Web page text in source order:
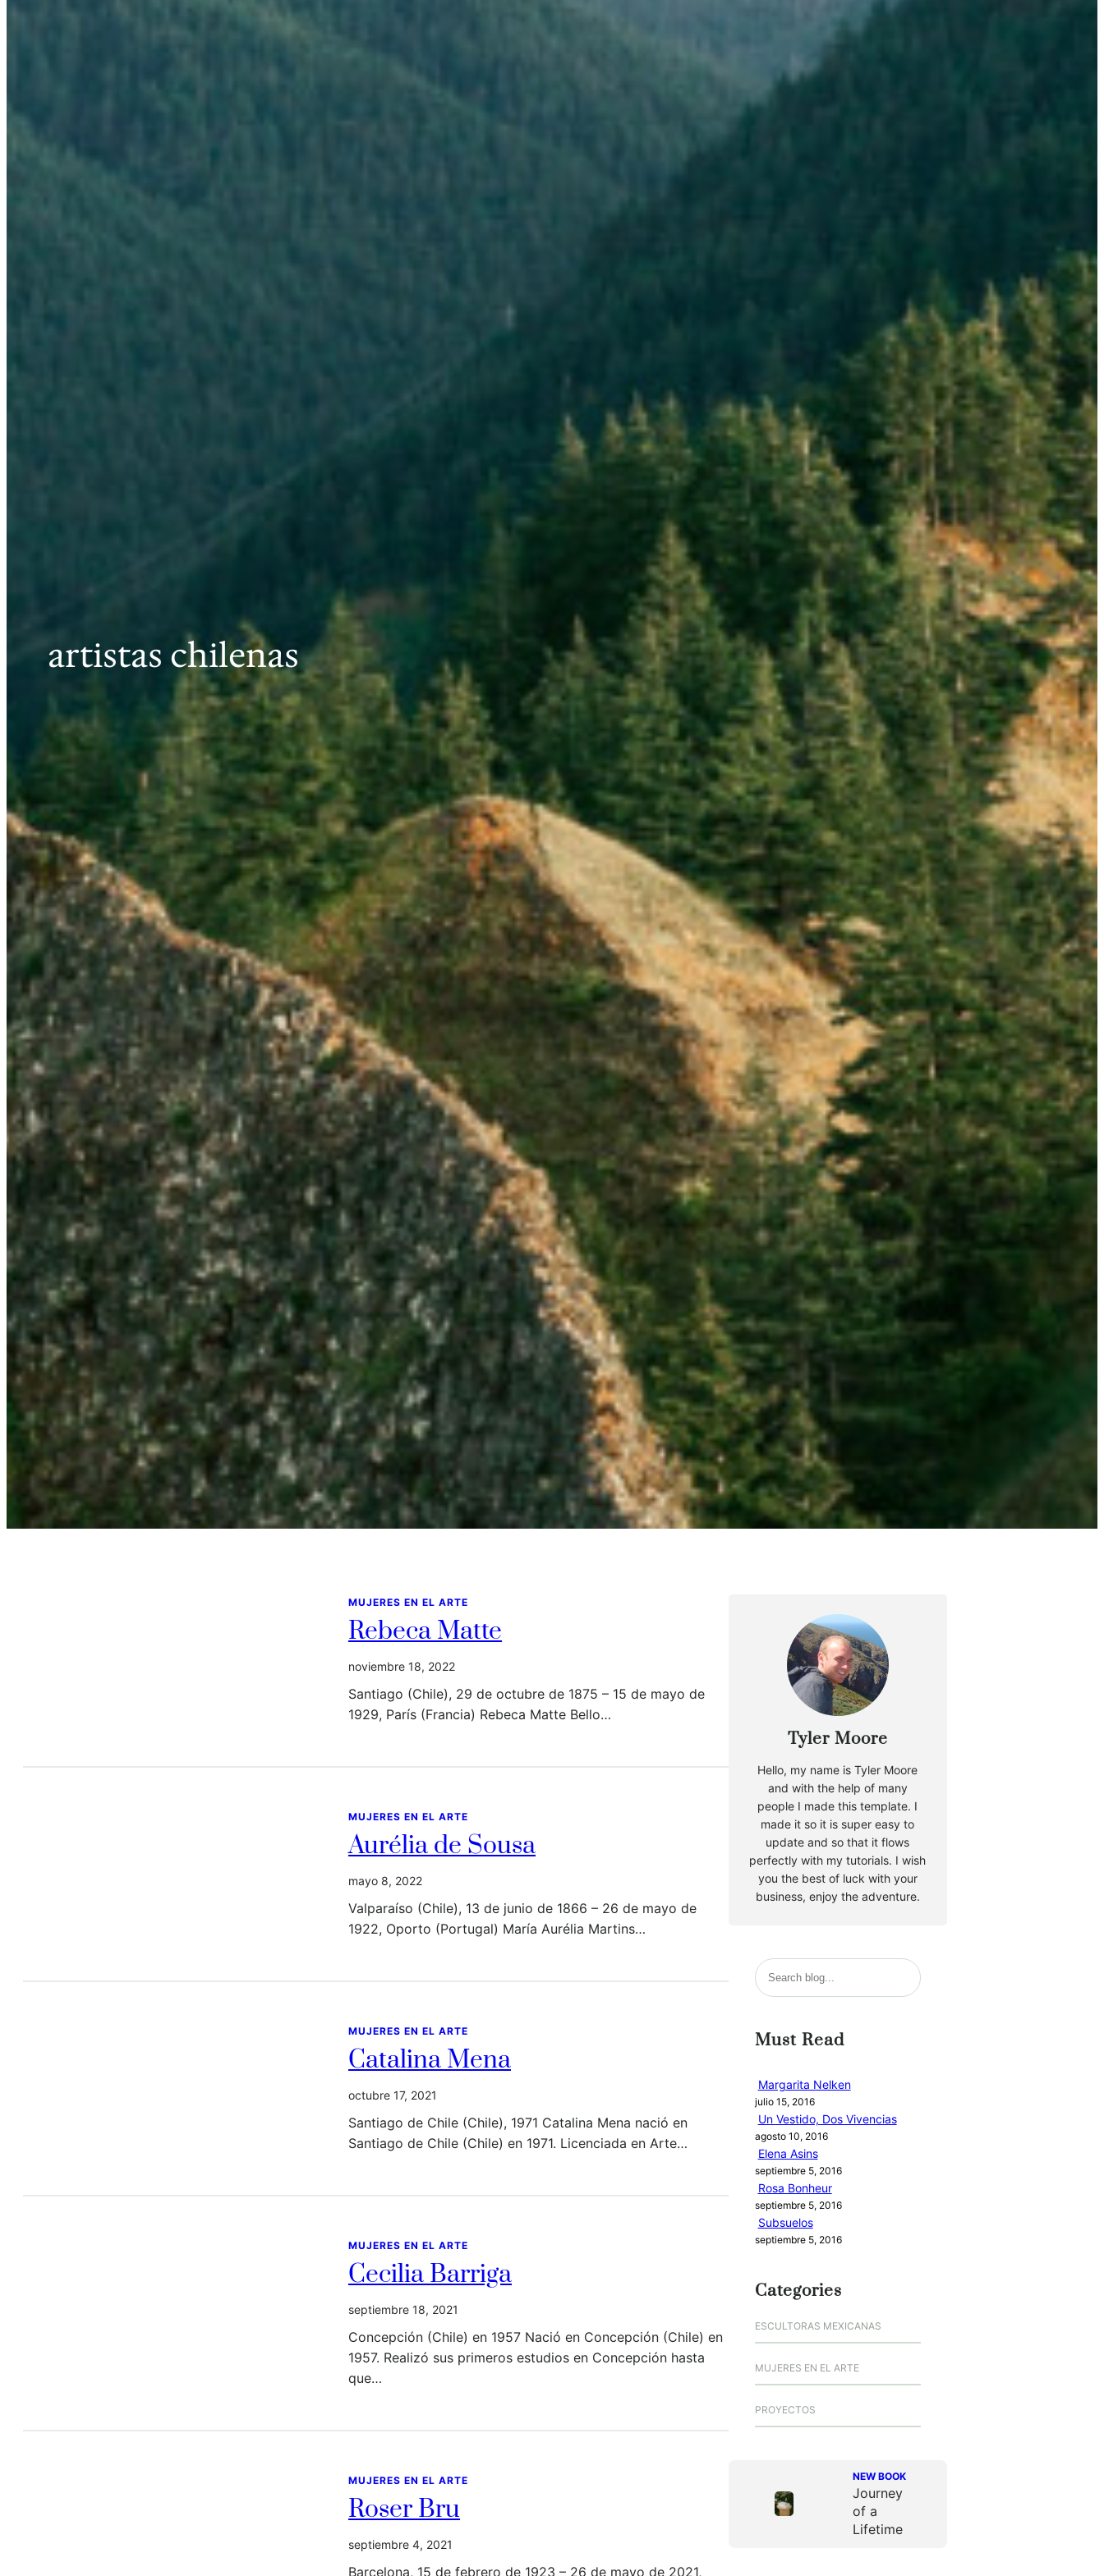
artistas chilenas
MUJERES EN EL ARTE
Rebeca Matte
noviembre 18, 2022
Santiago (Chile), 29 de octubre de 1875 – 15 de mayo de
1929, París (Francia) Rebeca Matte Bello…
MUJERES EN EL ARTE
Aurélia de Sousa
mayo 8, 2022
Valparaíso (Chile), 13 de junio de 1866 – 26 de mayo de
1922, Oporto (Portugal) María Aurélia Martins…
MUJERES EN EL ARTE
Catalina Mena
octubre 17, 2021
Santiago de Chile (Chile), 1971 Catalina Mena nació en
Santiago de Chile (Chile) en 1971. Licenciada en Arte…
MUJERES EN EL ARTE
Cecilia Barriga
septiembre 18, 2021
Concepción (Chile) en 1957 Nació en Concepción (Chile) en
1957. Realizó sus primeros estudios en Concepción hasta
que…
MUJERES EN EL ARTE
Roser Bru
septiembre 4, 2021
Barcelona, 15 de febrero de 1923 – 26 de mayo de 2021,
Tyler Moore
Hello, my name is Tyler Moore
and with the help of many
people I made this template. I
made it so it is super easy to
update and so that it flows
perfectly with my tutorials. I wish
you the best of luck with your
business, enjoy the adventure.
B
u
c
r
Must Read
Margarita Nelken
julio 15, 2016
Un Vestido, Dos Vivencias
agosto 10, 2016
Elena Asins
septiembre 5, 2016
Rosa Bonheur
septiembre 5, 2016
Subsuelos
septiembre 5, 2016
Categories
ESCULTORAS MEXICANAS
MUJERES EN EL ARTE
PROYECTOS
NEW BOOK
Journey
of a
Lifetime